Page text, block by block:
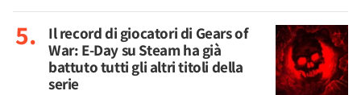
Il record di giocatori di Gears of
War: E-Day su Steam ha già
battuto tutti gli altri titoli della
serie